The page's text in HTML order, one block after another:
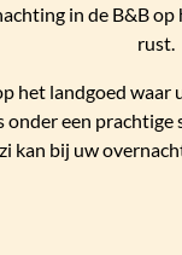
in de B&B
rust.
het landgoed
onder een
kan bij uw